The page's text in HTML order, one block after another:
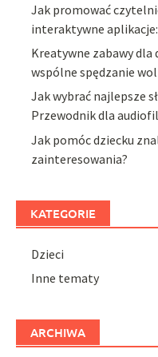
Jak promować
interaktywne
Kreatywne zabawy dla
wspólne spędzanie
Jak wybrać najlepsze
Przewodnik dla
Jak pomóc dziecku
zainteresowania?
KATEGORIE
Dzieci
Inne tematy
ARCHIWA